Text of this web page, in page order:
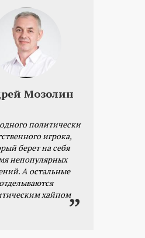
Мозолин
политически
игрока,
берет на себя
непопулярных
А остальные
отделываются
хайпом